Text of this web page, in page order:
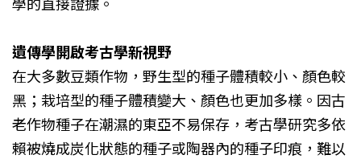
遺傳學開啟考古學新視野
在大多數豆類作物，野生型的種子體積較小、顏色較
黑；栽培型的種子體積變大、顏色也更加多樣。因古
老作物種子在潮濕的東亞不易保存，考古學研究多依
賴被燒成炭化狀態的種子或陶器內的種子印痕，難以